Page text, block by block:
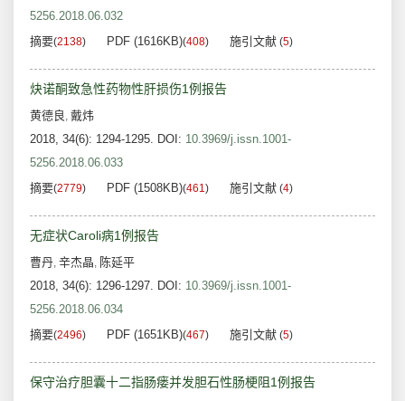
5256.2018.06.032
摘要(2138) PDF (1616KB)(408) 施引文献 (5)
炔诺酮致急性药物性肝损伤1例报告
黄德良, 戴炜
2018, 34(6): 1294-1295. DOI: 10.3969/j.issn.1001-
5256.2018.06.033
摘要(2779) PDF (1508KB)(461) 施引文献 (4)
无症状Caroli病1例报告
曹丹, 辛杰晶, 陈延平
2018, 34(6): 1296-1297. DOI: 10.3969/j.issn.1001-
5256.2018.06.034
摘要(2496) PDF (1651KB)(467) 施引文献 (5)
保守治疗胆囊十二指肠瘘并发胆石性肠梗阻1例报告